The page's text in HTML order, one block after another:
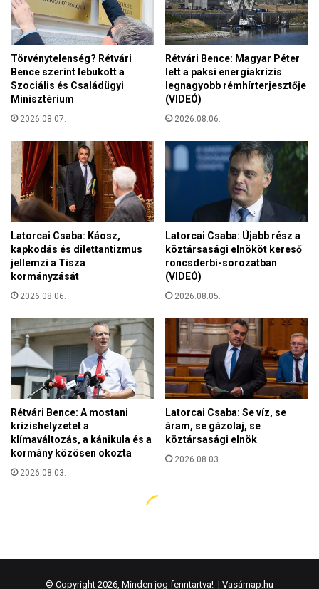
© Copyright 2026, Minden jog fenntartva! | Vasárnap.hu